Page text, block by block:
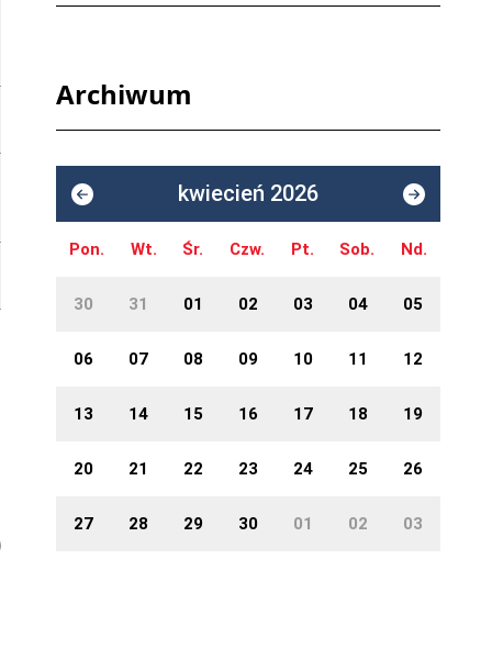
Archiwum
kwiecień 2026
Pon. Wt. Śr. Czw. Pt. Sob. Nd.
30 31 01 02 03 04 05
06 07 08 09 10 11 12
13 14 15 16 17 18 19
20 21 22 23 24 25 26
27 28 29 30 01 02 03